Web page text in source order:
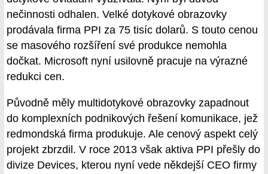
nečinnosti odhalen. Velké dotykové obrazovky
prodávala firma PPI za 75 tisíc dolarů. S touto cenou
se masového rozšíření své produkce nemohla
dočkat. Microsoft nyní usilovně pracuje na výrazné
redukci cen.
Původně měly multidotykové obrazovky zapadnout
do komplexních podnikových řešení komunikace, jež
redmondská firma produkuje. Ale cenový aspekt celý
projekt zbrzdil. V roce 2013 však aktiva PPI přešly do
divize Devices, kterou nyní vede někdejší CEO firmy